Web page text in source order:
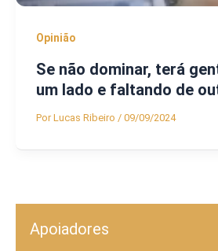
Opinião
Se não dominar, terá
um lado e faltando de
PorLucas Ribeiro / 09/09/2024
Apoiadores